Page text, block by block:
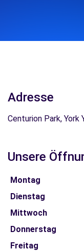
Adresse
Centurion Park, York
Unsere
Montag
Dienstag
Mittwoch
Donnerstag
Freitag